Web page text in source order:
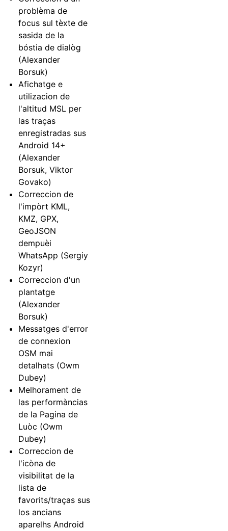
problèma de
focus sul tèxte de
sasida de la
bóstia de dialòg
(Alexander
Borsuk)
Afichatge e
utilizacion de
l'altitud MSL per
las traças
enregistradas sus
Android 14+
(Alexander
Borsuk, Viktor
Govako)
Correccion de
l'impòrt KML,
KMZ, GPX,
GeoJSON
dempuèi
WhatsApp (Sergiy
Kozyr)
Correccion d'un
plantatge
(Alexander
Borsuk)
Messatges d'error
de connexion
OSM mai
detalhats (Owm
Dubey)
Melhorament de
las performàncias
de la Pagina de
Luòc (Owm
Dubey)
Correccion de
l'icòna de
visibilitat de la
lista de
favorits/traças sus
los ancians
aparelhs Android